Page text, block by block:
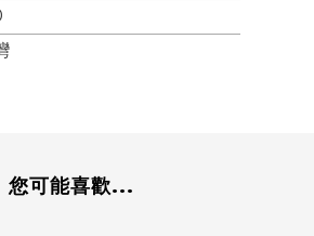
您可能喜歡...